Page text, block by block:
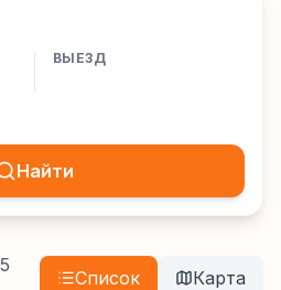
ВЫЕЗД
Найти
Список Карта